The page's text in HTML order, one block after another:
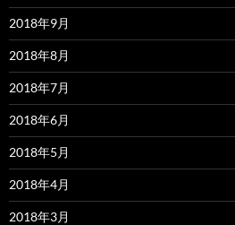
2018年9月
2018年8月
2018年7月
2018年6月
2018年5月
2018年4月
2018年3月